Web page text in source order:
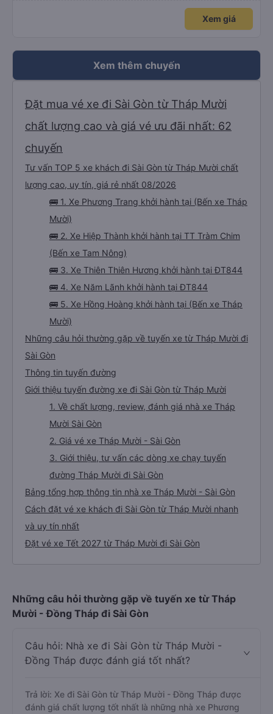
Xem giá
Xem thêm chuyến
Đặt mua vé xe đi Sài Gòn từ Tháp Mười
chất lượng cao và giá vé ưu đãi nhất: 62
chuyến
Tư vấn TOP 5 xe khách đi Sài Gòn từ Tháp Mười chất
lượng cao, uy tín, giá rẻ nhất 08/2026
🚌 1. Xe Phương Trang khởi hành tại (Bến xe Tháp
Mười)
🚌 2. Xe Hiệp Thành khởi hành tại TT Tràm Chim
(Bến xe Tam Nông)
🚌 3. Xe Thiên Thiên Hương khởi hành tại ĐT844
🚌 4. Xe Năm Lãnh khởi hành tại ĐT844
🚌 5. Xe Hồng Hoàng khởi hành tại (Bến xe Tháp
Mười)
Những câu hỏi thường gặp về tuyến xe từ Tháp Mười đi
Sài Gòn
Thông tin tuyến đường
Giới thiệu tuyến đường xe đi Sài Gòn từ Tháp Mười
1. Về chất lượng, review, đánh giá nhà xe Tháp
Mười Sài Gòn
2. Giá vé xe Tháp Mười - Sài Gòn
3. Giới thiệu, tư vấn các dòng xe chạy tuyến
đường Tháp Mười đi Sài Gòn
Bảng tổng hợp thông tin nhà xe Tháp Mười - Sài Gòn
Cách đặt vé xe khách đi Sài Gòn từ Tháp Mười nhanh
và uy tín nhất
Đặt vé xe Tết 2027 từ Tháp Mười đi Sài Gòn
Những câu hỏi thường gặp về tuyến xe từ Tháp
Mười - Đồng Tháp đi Sài Gòn
Câu hỏi: Nhà xe đi Sài Gòn từ Tháp Mười -
Đồng Tháp được đánh giá tốt nhất?
Trả lời: Xe đi Sài Gòn từ Tháp Mười - Đồng Tháp được
đánh giá chất lượng tốt nhất là những nhà xe Phương